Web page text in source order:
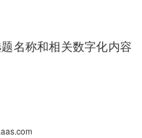
名称和相关数字化内容